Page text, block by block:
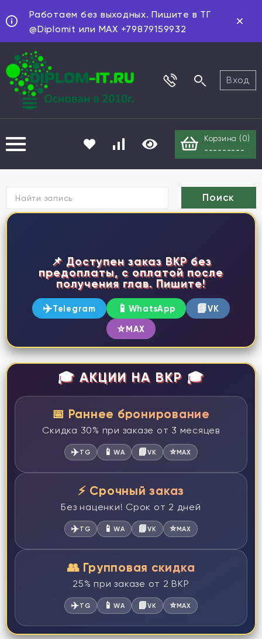
Работаем без выходных. Пишите в ТГ
@Diplomit или MAX +79879159932
Вход
Корзина ( 0)
---------
📌 Доступен заказ ВКР без
предоплаты, с оплатой после
получения глав. Пишите!
✈️Telegram 📱 WhatsApp 📘VK
⭐MAX
🎓 АКЦИИ НА ВКР 🎓
📅 Раннее бронирование
Скидка 30% при заказе от 3 месяцев
✈️TG 📱WA 📘VK ⭐MAX
⚡ Срочный заказ
Без наценки! Срок от 2 дней
✈️TG 📱WA 📘VK ⭐MAX
👥 Групповая скидка
25% при заказе от 2 ВКР
✈️TG 📱WA 📘VK ⭐MAX